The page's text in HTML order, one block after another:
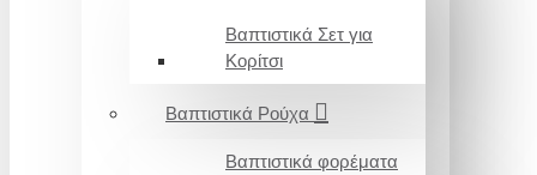
Βαπτιστικά Σετ για
Κορίτσι
Βαπτιστικά Ρούχα
Βαπτιστικά φορέματα